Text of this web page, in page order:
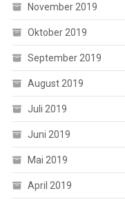
November 2019
Oktober 2019
September 2019
August 2019
Juli 2019
Juni 2019
Mai 2019
April 2019